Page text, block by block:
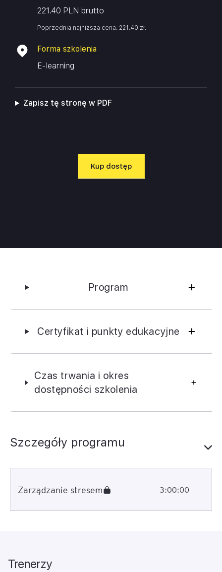
221.40 PLN brutto
Poprzednia najniższa cena: 221.40 zł.
Forma szkolenia
E-learning
Zapisz tę stronę w PDF
Kup dostęp
Program
Certyfikat i punkty edukacyjne
Czas trwania i okres
dostępności szkolenia
Szczegóły programu
Zarządzanie stresem 3:00:00
Trenerzy